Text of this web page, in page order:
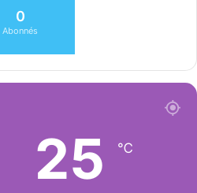
0
Abonnés
25 ℃